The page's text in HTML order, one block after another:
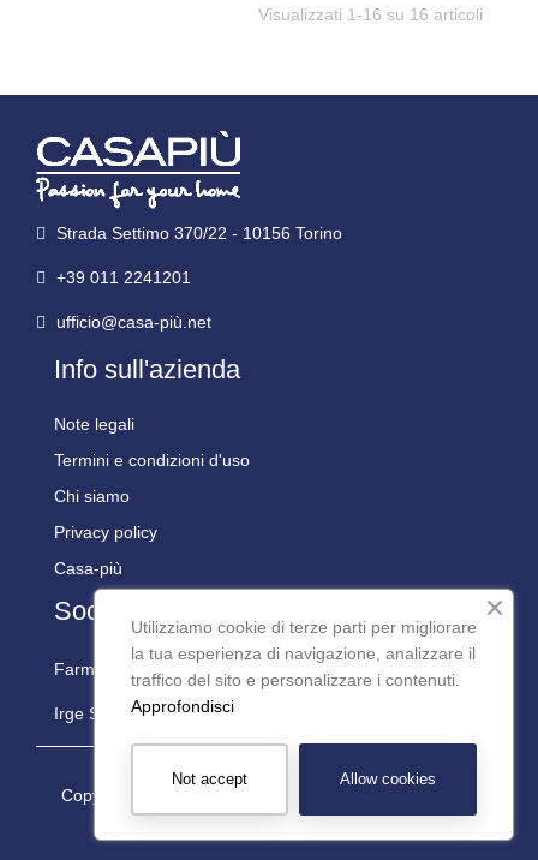
Visualizzati 1-16 su 16 articoli
Strada Settimo 370/22 - 10156 Torino
+39 011 2241201
ufficio@casa-più.net
Info sull'azienda
Note legali
Termini e condizioni d'uso
Chi siamo
Privacy policy
Casa-più
Social
Farmaline Social:
Irge Social:
Copyright © 2024 Casapiù S.r.l. P.iva: 08977200016 -
Powered byTeseo Informatica
Utilizziamo cookie di terze parti per migliorare
la tua esperienza di navigazione, analizzare il
traffico del sito e personalizzare i contenuti.
Approfondisci
Allow cookies
Not accept